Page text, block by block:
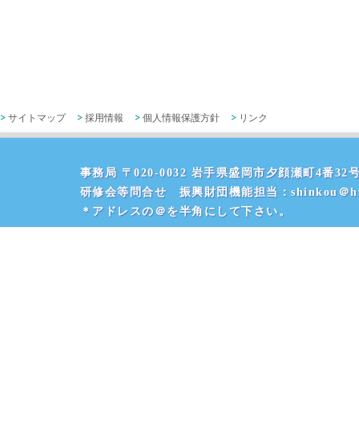
サイトマップ 採用情報 個人情報保護方針 リンク
事務局 〒020-0032 岩手県盛岡市夕顔瀬町4番32
研修会等問合せ 振興財団機能担当：
＊アドレスの＠を半角にして下さい。